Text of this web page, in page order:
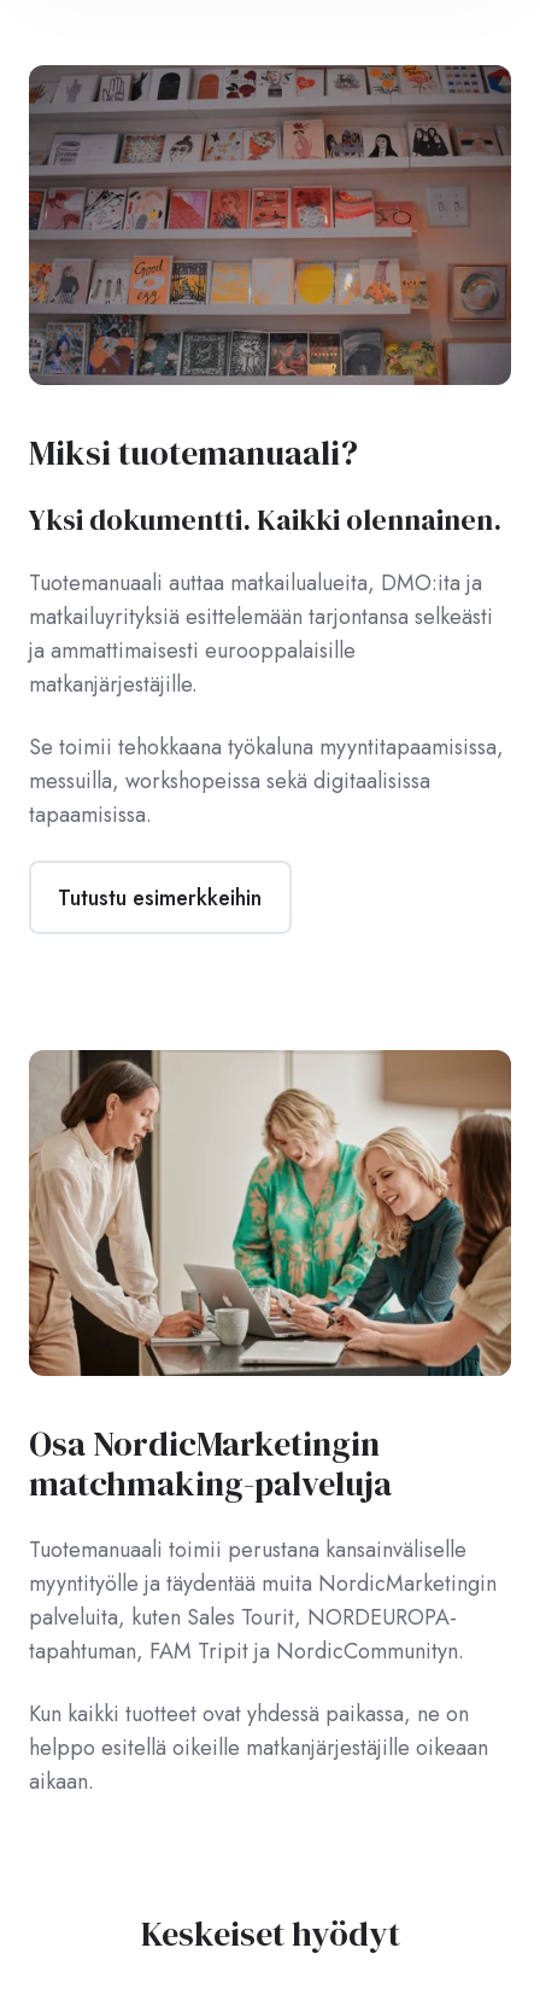
Miksi tuotemanuaali?
Yksi dokumentti. Kaikki olennainen.
Tuotemanuaali auttaa matkailualueita, DMO:ita ja
matkailuyrityksiä esittelemään tarjontansa selkeästi
ja ammattimaisesti eurooppalaisille
matkanjärjestäjille.
Se toimii tehokkaana työkaluna myyntitapaamisissa,
messuilla, workshopeissa sekä digitaalisissa
tapaamisissa.
Tutustu esimerkkeihin
Osa NordicMarketingin
matchmaking-palveluja
Tuotemanuaali toimii perustana kansainväliselle
myyntityölle ja täydentää muita NordicMarketingin
palveluita, kuten Sales Tourit, NORDEUROPA-
tapahtuman, FAM Tripit ja NordicCommunityn.
Kun kaikki tuotteet ovat yhdessä paikassa, ne on
helppo esitellä oikeille matkanjärjestäjille oikeaan
aikaan.
Keskeiset hyödyt